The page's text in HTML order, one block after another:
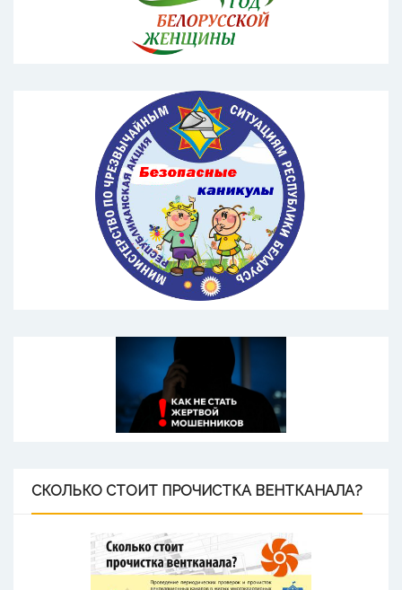
СКОЛЬКО СТОИТ ПРОЧИСТКА ВЕНТКАНАЛА?